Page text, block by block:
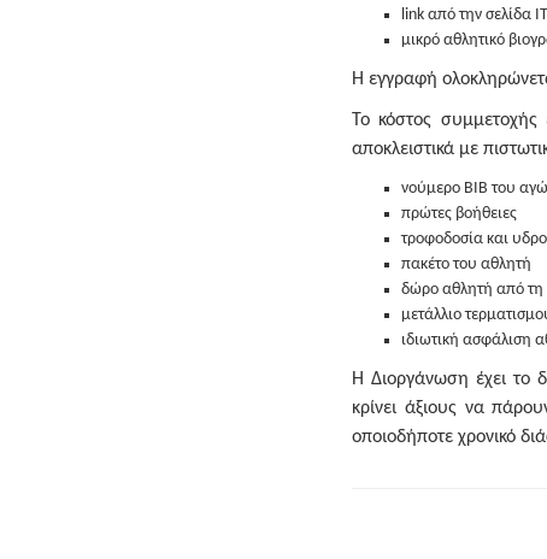
link από την σελίδα
μικρό αθλητικό
Η εγγραφή
Το κόστος συμμετοχής
αποκλειστικά με
νούμερο BIB του
πρώτες βοήθειες
τροφοδοσία και
πακέτο του αθλητή
δώρο αθλητή από τη
μετάλλιο
ιδιωτική ασφάλιση
Η Διοργάνωση έχει το
κρίνει άξιους να
οποιοδήποτε χρονικό